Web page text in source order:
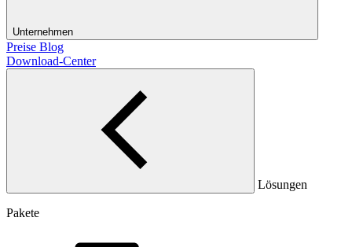
Unternehmen
Preise Blog
Download-Center
Lösungen
Pakete